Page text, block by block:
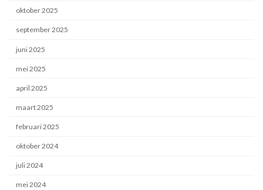
oktober 2025
september 2025
juni 2025
mei 2025
april 2025
maart 2025
februari 2025
oktober 2024
juli 2024
mei 2024